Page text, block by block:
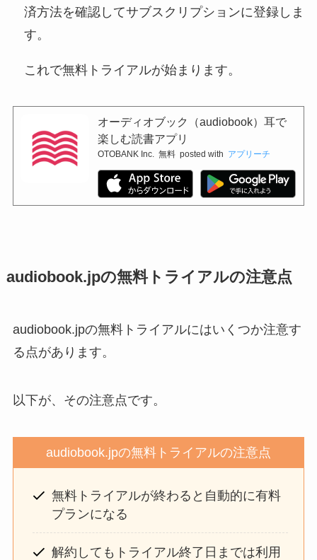
済方法を確認してサブスクリプションに登録しま
す。
これで無料トライアルが始まります。
オーディオブック（audiobook）耳で
楽しむ読書アプリ
OTOBANK Inc. 無料 posted with アプリーチ
audiobook.jpの無料トライアルの注意点
audiobook.jpの無料トライアルにはいくつか注意す
る点があります。
以下が、その注意点です。
audiobook.jpの無料トライアルの注意点
無料トライアルが終わると自動的に有料
プランになる
解約してもトライアル終了日までは利用